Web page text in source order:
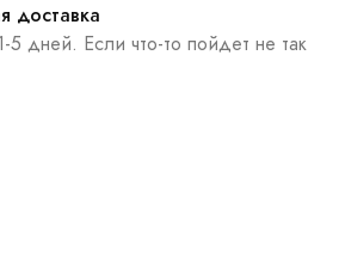
доставка
5 дней. Если что-то пойдет не так